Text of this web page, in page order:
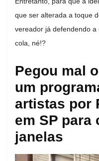
que ser alterada a toque
vereador já defendendo
cola, né!?
Pegou mal
um
artistas por
em SP para
janelas